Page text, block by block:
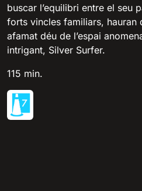
buscar l’equilibri entre el seu
forts vincles familiars, hauran
afamat déu de l’espai
intrigant, Silver Surfer.
115 min.